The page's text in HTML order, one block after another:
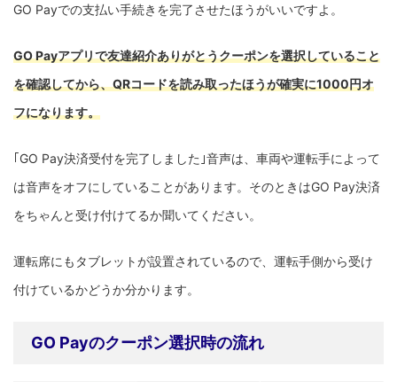
GO Payでの支払い手続きを完了させたほうがいいですよ。
GO Payアプリで友達紹介ありがとうクーポンを選択していること
を確認してから、QRコードを読み取ったほうが確実に1000円オ
フになります。
｢GO Pay決済受付を完了しました｣音声は、車両や運転手によって
は音声をオフにしていることがあります。そのときはGO Pay決済
をちゃんと受け付けてるか聞いてください。
運転席にもタブレットが設置されているので、運転手側から受け
付けているかどうか分かります。
GO Payのクーポン選択時の流れ